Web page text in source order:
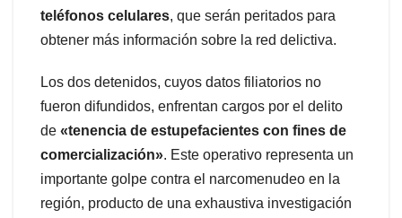
teléfonos celulares, que serán peritados para
obtener más información sobre la red delictiva.
Los dos detenidos, cuyos datos filiatorios no
fueron difundidos, enfrentan cargos por el delito
de «tenencia de estupefacientes con fines de
comercialización». Este operativo representa un
importante golpe contra el narcomenudeo en la
región, producto de una exhaustiva investigación